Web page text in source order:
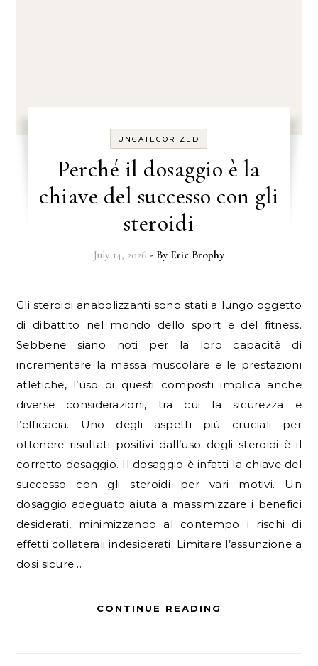
UNCATEGORIZED
Perché il dosaggio è la
chiave del successo con gli
steroidi
July 14, 2026 - By Eric Brophy
Gli steroidi anabolizzanti sono stati a lungo oggetto
di dibattito nel mondo dello sport e del fitness.
Sebbene siano noti per la loro capacità di
incrementare la massa muscolare e le prestazioni
atletiche, l’uso di questi composti implica anche
diverse considerazioni, tra cui la sicurezza e
l’efficacia. Uno degli aspetti più cruciali per
ottenere risultati positivi dall’uso degli steroidi è il
corretto dosaggio. Il dosaggio è infatti la chiave del
successo con gli steroidi per vari motivi. Un
dosaggio adeguato aiuta a massimizzare i benefici
desiderati, minimizzando al contempo i rischi di
effetti collaterali indesiderati. Limitare l’assunzione a
dosi sicure…
CONTINUE READING